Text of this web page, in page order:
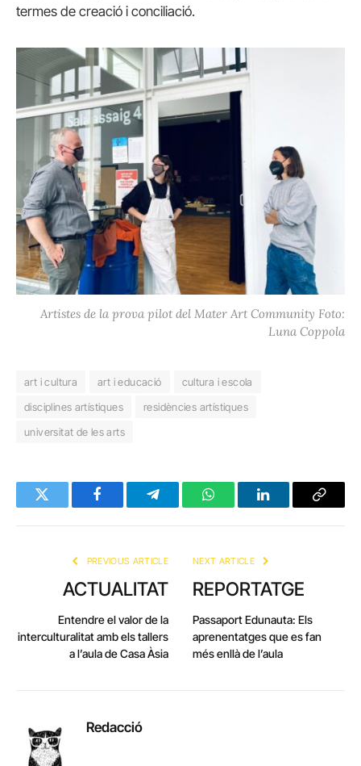
termes de creació i conciliació.
Artistes de la prova pilot del Mater Art Community Foto:
Luna Coppola
art i cultura art i educació
cultura i escola
disciplines artístiques
residències artístiques
universitat de les arts
Twitter FacebookTelegramWhatsAppLinkedInCopy
PREVIOUS ARTICLE
ACTUALITAT
Entendre el valor de la
interculturalitat amb els tallers
a l’aula de Casa Àsia
NEXT ARTICLE
REPORTATGE
Passaport Edunauta: Els
aprenentatges que es fan
més enllà de l’aula
Redacció